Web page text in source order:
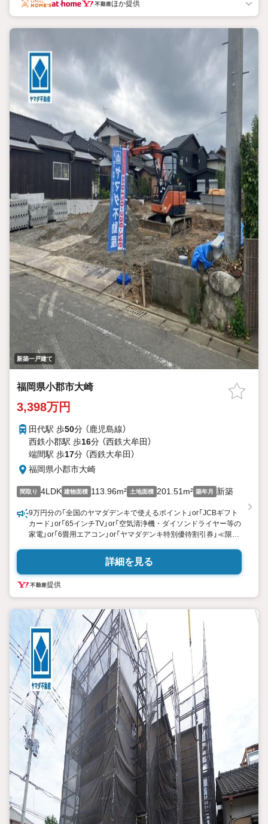
ほか提供
新築一戸建て
福岡県小郡市大崎
3,398万円
田代駅 歩50分 （鹿児島線）
西鉄小郡駅 歩16分 （西鉄大牟田）
端間駅 歩17分 （西鉄大牟田）
福岡県小郡市大崎
間取り 4LDK 建物面積 113.96m² 土地面積 201.51m² 築年月 新築
9万円分の「全国のヤマダデンキで使えるポイント」or「JCBギフト
カード」or「65インチTV」or「空気清浄機・ダイソンドライヤー等の
家電」or「6畳用エアコン」or「ヤマダデンキ特別優待割引券」≪限定
さらに、ご購入相談で来店後、Google口コミ投稿で2000円分の
QUOカードプレゼント！※一世帯2回まで
土日祝日もご案内可能です＾＾
是非一度「ヤマダ不動産」へご相談ください！あらゆる不安や疑問
に誠心誠意お応えします＾＾
■4LDKLDK18帖南向きで陽当たり良好オール電化！
■パントリーや広々としたWIC、玄関にシューズインクロークなど
収納充実の間取り
■洗面脱衣所横には大容量のファミリークローク有
■食器洗浄乾燥機付きのシステムキッチン回遊動線で家事効率
■カースペースはゆとりある3台分を確保
■イオン小郡ショッピングセンター（車7分/3.1km）セブン、ドラモ
リ徒歩10分圏内
■西鉄「端間駅」（自転車7分/1.8km）
小郡小学校:徒歩約13分/小郡中学校:徒歩約17分
詳細を見る
提供